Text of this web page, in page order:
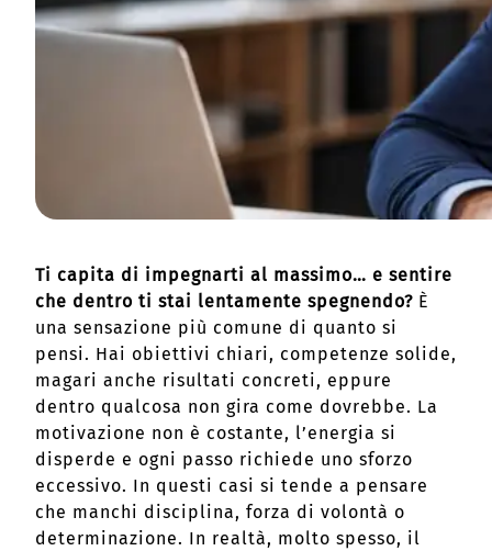
Ti capita di impegnarti al massimo… e sentire
che dentro ti stai lentamente spegnendo? È
una sensazione più comune di quanto si
pensi. Hai obiettivi chiari, competenze solide,
magari anche risultati concreti, eppure
dentro qualcosa non gira come dovrebbe. La
motivazione non è costante, l’energia si
disperde e ogni passo richiede uno sforzo
eccessivo. In questi casi si tende a pensare
che manchi disciplina, forza di volontà o
determinazione. In realtà, molto spesso, il